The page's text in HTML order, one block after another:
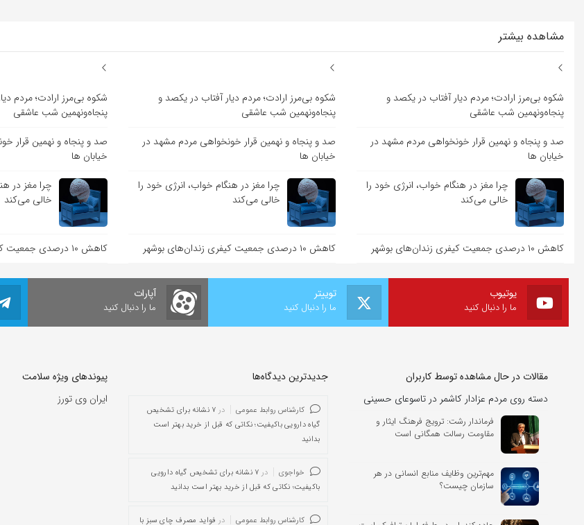
مشاهده بیشتر
شکوه بی‌مرز ارادت؛ مردم دیار آفتاب در یکصد و
پنجاه‌ونهمین شب عاشقی
صد و پنجاه و نهمین قرار خونخواهی مردم مشهد در
خیابان ها
چرا مغز در هنگام خواب، انرژی خود را
خالی می‌کند
کاهش ۱۰ درصدی جمعیت کیفری زندان‌های بوشهر
شکوه بی‌مرز ارادت؛ مردم دیار آفتاب در یکصد و
پنجاه‌ونهمین شب عاشقی
صد و پنجاه و نهمین قرار خونخواهی مردم مشهد در
خیابان ها
چرا مغز در هنگام خواب، انرژی خود را
خالی می‌کند
کاهش ۱۰ درصدی جمعیت کیفری زندان‌های بوشهر
شکوه بی‌مرز ارادت؛ مردم
پنجاه‌ونهمین شب عاشقی
صد و پنجاه و نهمین قرار
خیابان ها
چرا مغز در
خالی می‌کند
کاهش ۱۰ درصدی جمعیت کیفری زندان‌های بوشهر
آپارات
ما را دنبال کنید
توییتر
ما را دنبال کنید
یوتیوب
ما را دنبال کنید
مقالات در حال مشاهده توسط کاربران
دسته روی مردم عزادار کاشمر در تاسوعای حسینی
فرماندار رشت: ترویج فرهنگ ایثار و
مقاومت رسالت همگانی است
مهم‌ترین وظایف منابع انسانی در هر
سازمان چیست؟
جدیدترین دیدگاه‌‌ها
کارشناس روابط عمومی در
۷ نشانه برای تشخیص
گیاه دارویی باکیفیت؛ نکاتی که قبل از خرید بهتر است
بدانید
خواجوی در
۷ نشانه برای تشخیص گیاه دارویی
باکیفیت؛ نکاتی که قبل از خرید بهتر است بدانید
کارشناس روابط عمومی در فواید مصرف چای سبز با
پیوندهای ویژه سلامت
ایران وی تورز